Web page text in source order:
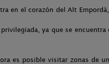
en el corazón del Alt
ya que se
es posible visitar zonas de